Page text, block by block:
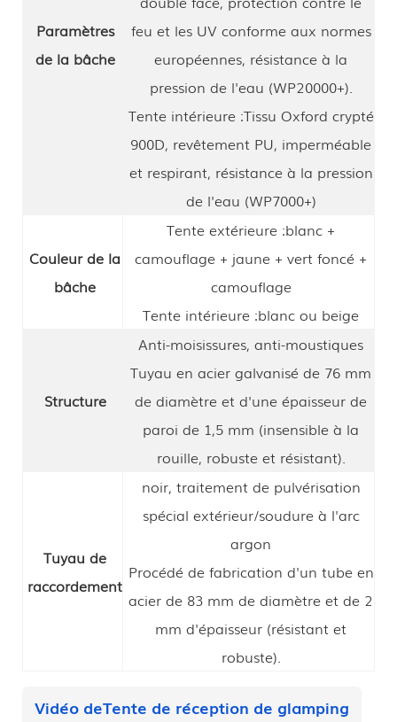
Paramètres
de la bâche
feu et les UV conforme aux normes
européennes, résistance à la
pression de l'eau (WP20000+).
Tente intérieure :Tissu Oxford crypté
900D, revêtement PU, imperméable
et respirant, résistance à la pression
de l'eau (WP7000+)
Couleur de la
bâche
Tente extérieure :blanc +
camouflage + jaune + vert foncé +
camouflage
Tente intérieure :blanc ou beige
Structure
Anti-moisissures, anti-moustiques
Tuyau en acier galvanisé de 76 mm
de diamètre et d'une épaisseur de
paroi de 1,5 mm (insensible à la
rouille, robuste et résistant).
Tuyau de
raccordement
noir, traitement de pulvérisation
spécial extérieur/soudure à l'arc
argon
Procédé de fabrication d'un tube en
acier de 83 mm de diamètre et de 2
mm d'épaisseur (résistant et
robuste).
Vidéo deTente de réception de glamping